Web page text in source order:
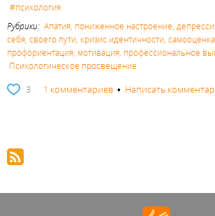
#психология
Рубрики: Апатия, пониженное настроение,
себя, своего пути, кризис идентичности, самооценка
профориентация, мотивация, профессиональное
Психологическое просвещение
3 1 комментариев • Написать